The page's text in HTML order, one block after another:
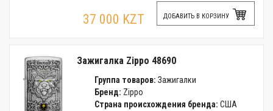
37 000 KZT ДОБАВИТЬ В КОРЗИНУ
Зажигалка Zippo 48690
Группа товаров: Зажигалки
Бренд: Zippo
Страна происхождения бренда: США